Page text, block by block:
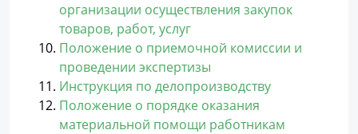
организации осуществления закупок
товаров, работ, услуг
Положение о приемочной комиссии и
проведении экспертизы
Инструкция по делопроизводству
Положение о порядке оказания
материальной помощи работникам